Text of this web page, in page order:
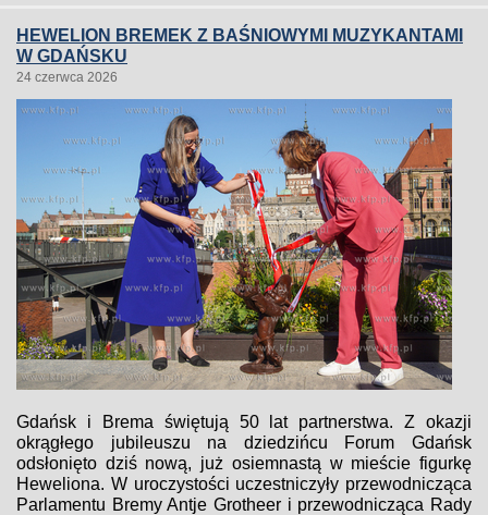
HEWELION BREMEK Z BAŚNIOWYMI MUZYKANTAMI
W GDAŃSKU
24 czerwca 2026
Gdańsk i Brema świętują 50 lat partnerstwa. Z okazji
okrągłego jubileuszu na dziedzińcu Forum Gdańsk
odsłonięto dziś nową, już osiemnastą w mieście figurkę
Heweliona. W uroczystości uczestniczyły przewodnicząca
Parlamentu Bremy Antje Grotheer i przewodnicząca Rady